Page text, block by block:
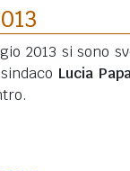
2013 si sono
Lucia